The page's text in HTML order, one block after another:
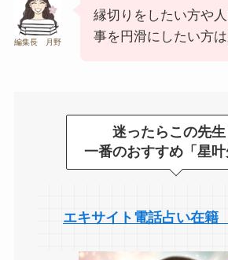
編集長 月野
縁切りをしたい方や
事を円滑にしたい方は
迷ったらこの先生
一番のおすすめ「星叶
エキサイト電話占い在